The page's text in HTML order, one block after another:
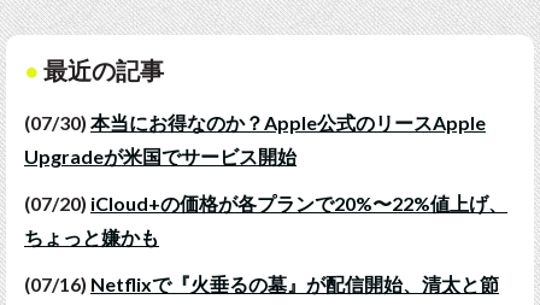
最近の記事
(07/30) 本当にお得なのか？Apple公式のリースApple
Upgradeが米国でサービス開始
(07/20) iCloud+の価格が各プランで20%〜22%値上げ、
ちょっと嫌かも
(07/16) Netflixで『火垂るの墓』が配信開始、清太と節